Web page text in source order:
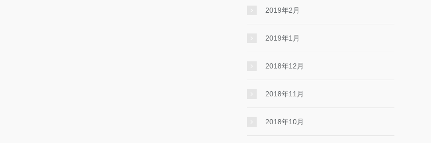
2019年2月
2019年1月
2018年12月
2018年11月
2018年10月